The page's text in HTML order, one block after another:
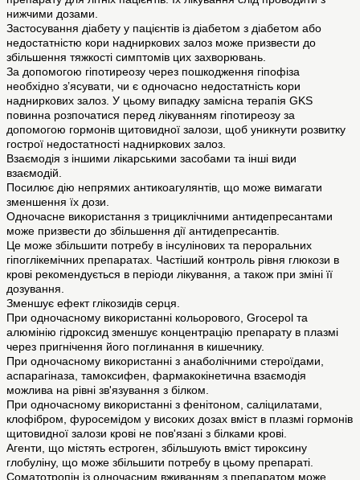
нижчими дозами.
Застосування діабету у пацієнтів із діабетом з діабетом або
недостатністю кори надниркових залоз може призвести до
збільшення тяжкості симптомів цих захворювань.
За допомогою гіпотиреозу через пошкодження гіпофіза
необхідно з’ясувати, чи є одночасно недостатність кори
надниркових залоз. У цьому випадку замісна терапія GKS
повинна розпочатися перед лікуванням гіпотиреозу за
допомогою гормонів щитовидної залози, щоб уникнути розвитку
гострої недостатності надниркових залоз.
Взаємодія з іншими лікарськими засобами та інші види
взаємодій.
Посилює дію непрямих антикоагулянтів, що може вимагати
зменшення їх дози.
Одночасне використання з трициклічними антидепресантами
може призвести до збільшення дії антидепресантів.
Це може збільшити потребу в інсулінових та пероральних
гіпоглікемічних препаратах. Частіший контроль рівня глюкози в
крові рекомендується в періоди лікування, а також при зміні її
дозування.
Зменшує ефект глікозидів серця.
При одночасному використанні кольорового, Grocepol та
алюмінію гідроксид зменшує концентрацію препарату в плазмі
через пригнічення його поглинання в кишечнику.
При одночасному використанні з анаболічними стероїдами,
аспарагіназа, тамоксифен, фармакокінетична взаємодія
можлива на рівні зв'язування з білком.
При одночасному використанні з фенітоном, саліцилатами,
клофібром, фуросемідом у високих дозах вміст в плазмі гормонів
щитовидної залози крові не пов'язані з білками крові.
Агенти, що містять естроген, збільшують вміст тироксину
глобуліну, що може збільшити потребу в цьому препараті.
Соматотропін із одночасним вживанням з препаратом може